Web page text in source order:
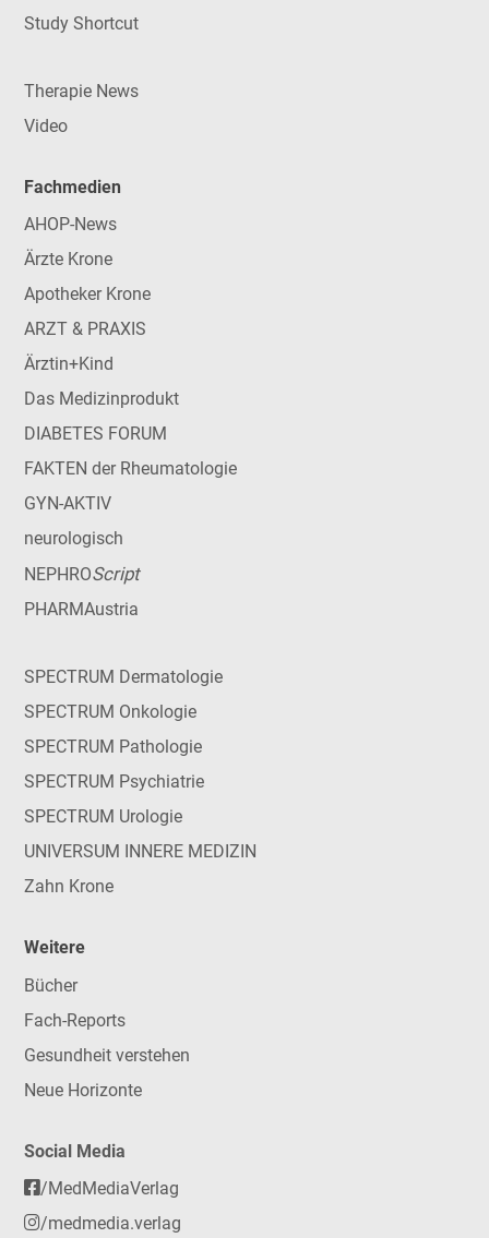
Study Shortcut
Therapie News
Video
Fachmedien
AHOP-News
Ärzte Krone
Apotheker Krone
ARZT & PRAXIS
Ärztin+Kind
Das Medizinprodukt
DIABETES FORUM
FAKTEN der Rheumatologie
GYN-AKTIV
neurologisch
NEPHROScript
PHARMAustria
SPECTRUM Dermatologie
SPECTRUM Onkologie
SPECTRUM Pathologie
SPECTRUM Psychiatrie
SPECTRUM Urologie
UNIVERSUM INNERE MEDIZIN
Zahn Krone
Weitere
Bücher
Fach-Reports
Gesundheit verstehen
Neue Horizonte
Social Media
/MedMediaVerlag
/medmedia.verlag